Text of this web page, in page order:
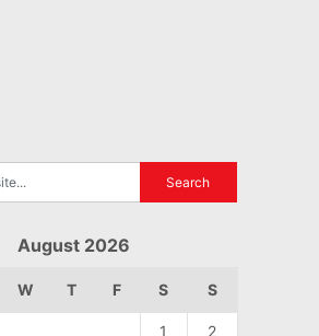
August 2026
W T F S S
1 2